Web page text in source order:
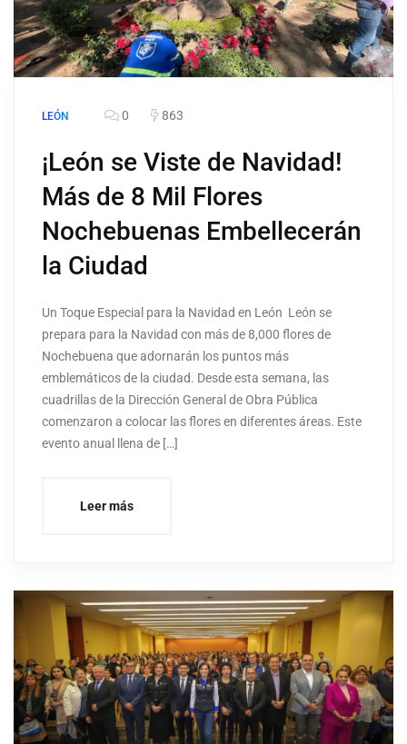
LEÓN 0 863
¡León se Viste de Navidad!
Más de 8 Mil Flores
Nochebuenas Embellecerán
la Ciudad
Un Toque Especial para la Navidad en León León se
prepara para la Navidad con más de 8,000 flores de
Nochebuena que adornarán los puntos más
emblemáticos de la ciudad. Desde esta semana, las
cuadrillas de la Dirección General de Obra Pública
comenzaron a colocar las flores en diferentes áreas. Este
evento anual llena de […]
Leer más